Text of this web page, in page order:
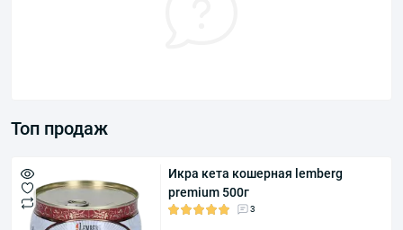
Топ продаж
Икра кета кошерная lemberg
premium 500г
3